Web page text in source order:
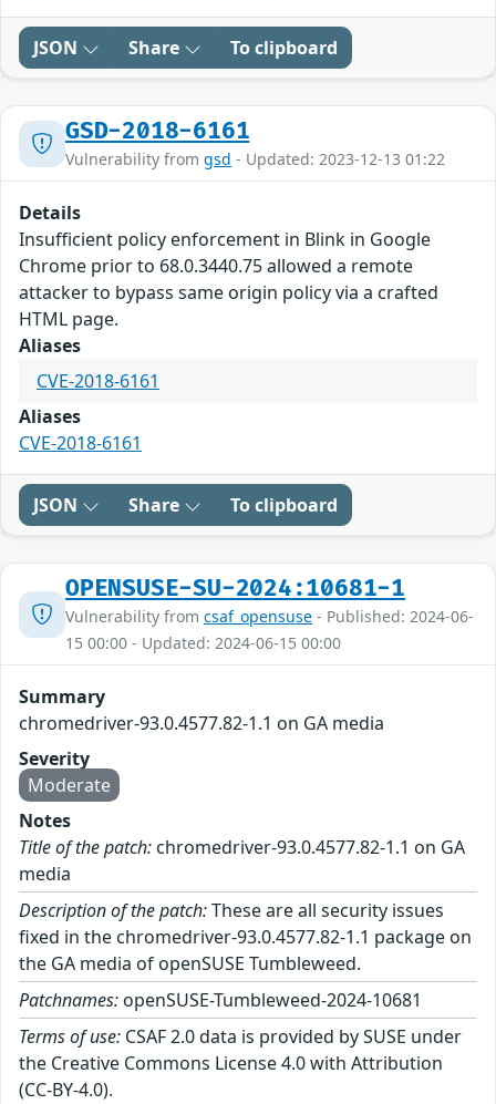
JSON Share To clipboard
GSD-2018-6161
Vulnerability from gsd - Updated: 2023-12-13 01:22
Details
Insufficient policy enforcement in Blink in Google
Chrome prior to 68.0.3440.75 allowed a remote
attacker to bypass same origin policy via a crafted
HTML page.
Aliases
CVE-2018-6161
Aliases
CVE-2018-6161
JSON Share To clipboard
OPENSUSE-SU-2024:10681-1
Vulnerability from csaf_opensuse - Published: 2024-06-
15 00:00 - Updated: 2024-06-15 00:00
Summary
chromedriver-93.0.4577.82-1.1 on GA media
Severity
Moderate
Notes
Title of the patch: chromedriver-93.0.4577.82-1.1 on GA
media
Description of the patch:These are all security issues
fixed in the chromedriver-93.0.4577.82-1.1 package on
the GA media of openSUSE Tumbleweed.
Patchnames: openSUSE-Tumbleweed-2024-10681
Terms of use: CSAF 2.0 data is provided by SUSE under
the Creative Commons License 4.0 with Attribution
(CC-BY-4.0).